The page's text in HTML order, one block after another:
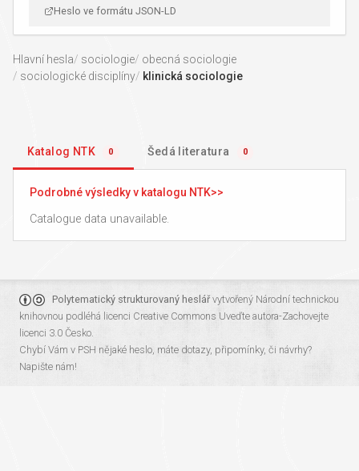
Heslo ve formátu JSON-LD
Hlavní hesla sociologie
obecná sociologie
sociologické disciplíny
klinická sociologie
Katalog NTK 0 Šedá literatura 0
Podrobné výsledky v katalogu NTK
Catalogue data unavailable.
Polytematický strukturovaný heslářvytvořený Národní technickou
knihovnou podléhá licenci Creative Commons Uveďte autora-Zachovejte
licenci 3.0 Česko
Chybí Vám v PSH nějaké heslo, máte dotazy, připomínky, či návrhy?
Napište nám!